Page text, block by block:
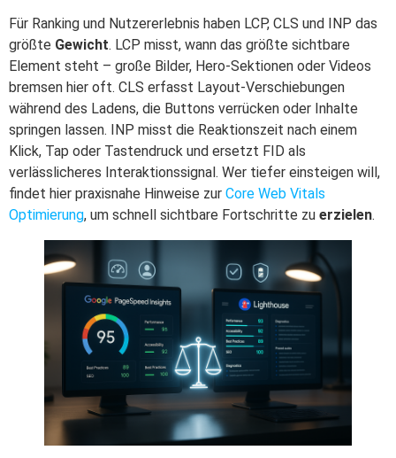
Für Ranking und Nutzererlebnis haben LCP, CLS und INP das
größte Gewicht. LCP misst, wann das größte sichtbare
Element steht – große Bilder, Hero-Sektionen oder Videos
bremsen hier oft. CLS erfasst Layout-Verschiebungen
während des Ladens, die Buttons verrücken oder Inhalte
springen lassen. INP misst die Reaktionszeit nach einem
Klick, Tap oder Tastendruck und ersetzt FID als
verlässlicheres Interaktionssignal. Wer tiefer einsteigen will,
findet hier praxisnahe Hinweise zur Core Web Vitals
Optimierung, um schnell sichtbare Fortschritte zu erzielen.